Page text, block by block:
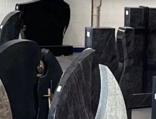
Genau